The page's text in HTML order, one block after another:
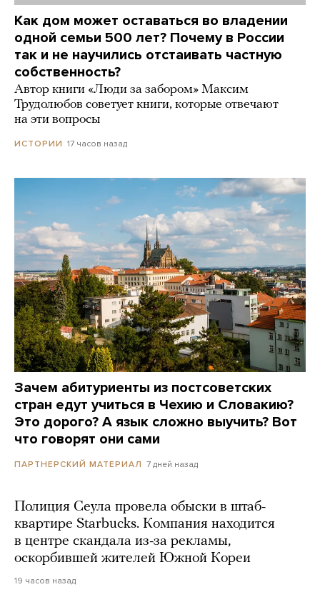
Как дом может оставаться во владении
одной семьи 500 лет? Почему в России
так и не научились отстаивать частную
собственность?
Автор книги «Люди за забором» Максим
Трудолюбов советует книги, которые отвечают
на эти вопросы
ИСТОРИИ 17 часов назад
Зачем абитуриенты из постсоветских
стран едут учиться в Чехию и Словакию?
Это дорого? А язык сложно выучить? Вот
что говорят они сами
ПАРТНЕРСКИЙ МАТЕРИАЛ 7 дней назад
Полиция Сеула провела обыски в штаб-
квартире Starbucks. Компания находится
в центре скандала из-за рекламы,
оскорбившей жителей Южной Кореи
19 часов назад